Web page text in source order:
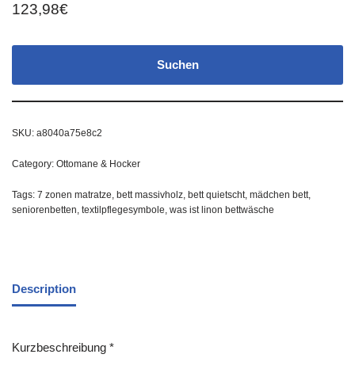
123,98€
Suchen
SKU: a8040a75e8c2
Category: Ottomane & Hocker
Tags: 7 zonen matratze, bett massivholz, bett quietscht, mädchen bett,
seniorenbetten, textilpflegesymbole, was ist linon bettwäsche
Description
Kurzbeschreibung *